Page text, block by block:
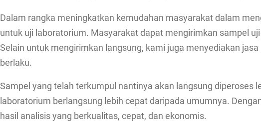
Dalam rangka meningkatkan kemudahan masyarakat dalam
untuk uji laboratorium. Masyarakat dapat mengirimkan sampel
Selain untuk mengirimkan langsung, kami juga menyediakan
berlaku.
Sampel yang telah terkumpul nantinya akan langsung
laboratorium berlangsung lebih cepat daripada umumnya.
hasil analisis yang berkualitas, cepat, dan ekonomis.